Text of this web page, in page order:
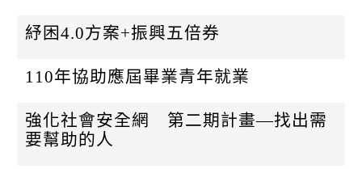
紓困4.0方案+振興五倍券
110年協助應屆畢業青年就業
強化社會安全網 第二期計畫—找出需
要幫助的人